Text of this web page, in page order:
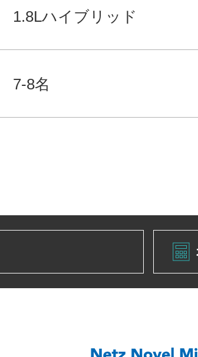
1.8Lハイブリッド
7-8名